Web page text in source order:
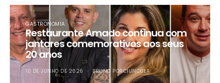
GASTRONOMIA
Restaurante Amado continua com
jantares comemorativos aos seus
20 anos
10 DE JUNHO DE 2026 BRUNO PORCIUNCULA